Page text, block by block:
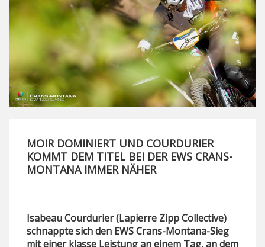
MOIR DOMINIERT UND COURDURIER
KOMMT DEM TITEL BEI DER EWS CRANS-
MONTANA IMMER NÄHER
Isabeau Courdurier (Lapierre Zipp Collective)
schnappte sich den EWS Crans-Montana-Sieg
mit einer klasse Leistung an einem Tag, an dem